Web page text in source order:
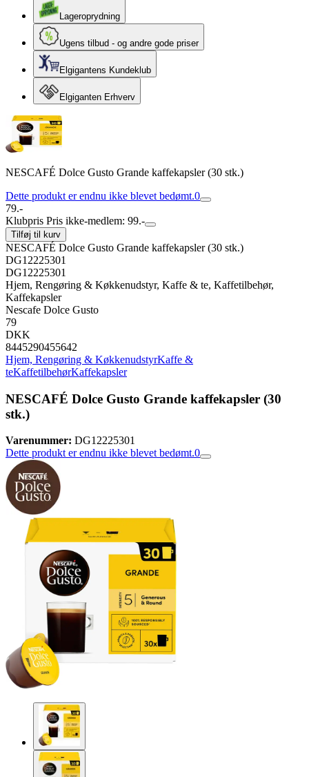
Lageroprydning
Ugens tilbud - og andre gode priser
Elgigantens Kundeklub
Elgiganten Erhverv
NESCAFÉ Dolce Gusto Grande kaffekapsler (30 stk.)
Dette produkt er endnu ikke blevet bedømt.0
79.-
Klubpris Pris ikke-medlem: 99.-
Tilføj til kurv
NESCAFÉ Dolce Gusto Grande kaffekapsler (30 stk.)
DG12225301
DG12225301
Hjem, Rengøring & Køkkenudstyr, Kaffe & te, Kaffetilbehør,
Kaffekapsler
Nescafe Dolce Gusto
79
DKK
8445290455642
Hjem, Rengøring & KøkkenudstyrKaffe &
teKaffetilbehørKaffekapsler
NESCAFÉ Dolce Gusto Grande kaffekapsler (30
stk.)
Varenummer: DG12225301
Dette produkt er endnu ikke blevet bedømt.0